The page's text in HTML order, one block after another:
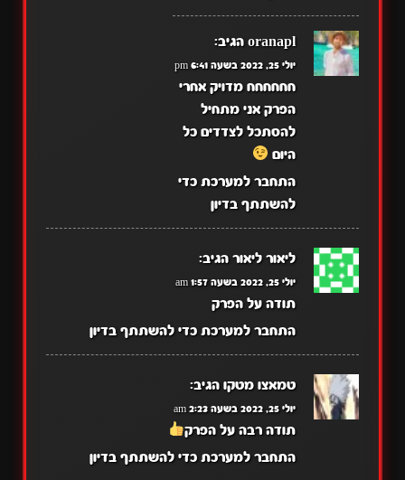
oranapl הגיב:
יולי 25, 2022 בשעה 6:41 pm
חחחחחח מדויק אחרי
הפרק אני מתחיל
להסתכל לצדדים כל
היום
התחבר למערכת כדי
להשתתף בדיון
ליאור ליאור הגיב:
יולי 25, 2022 בשעה 1:57 am
תודה על הפרק
התחבר למערכת כדי להשתתף בדיון
טמאצו מטקו הגיב:
יולי 25, 2022 בשעה 2:23 am
תודה רבה על הפרק
התחבר למערכת כדי להשתתף בדיון